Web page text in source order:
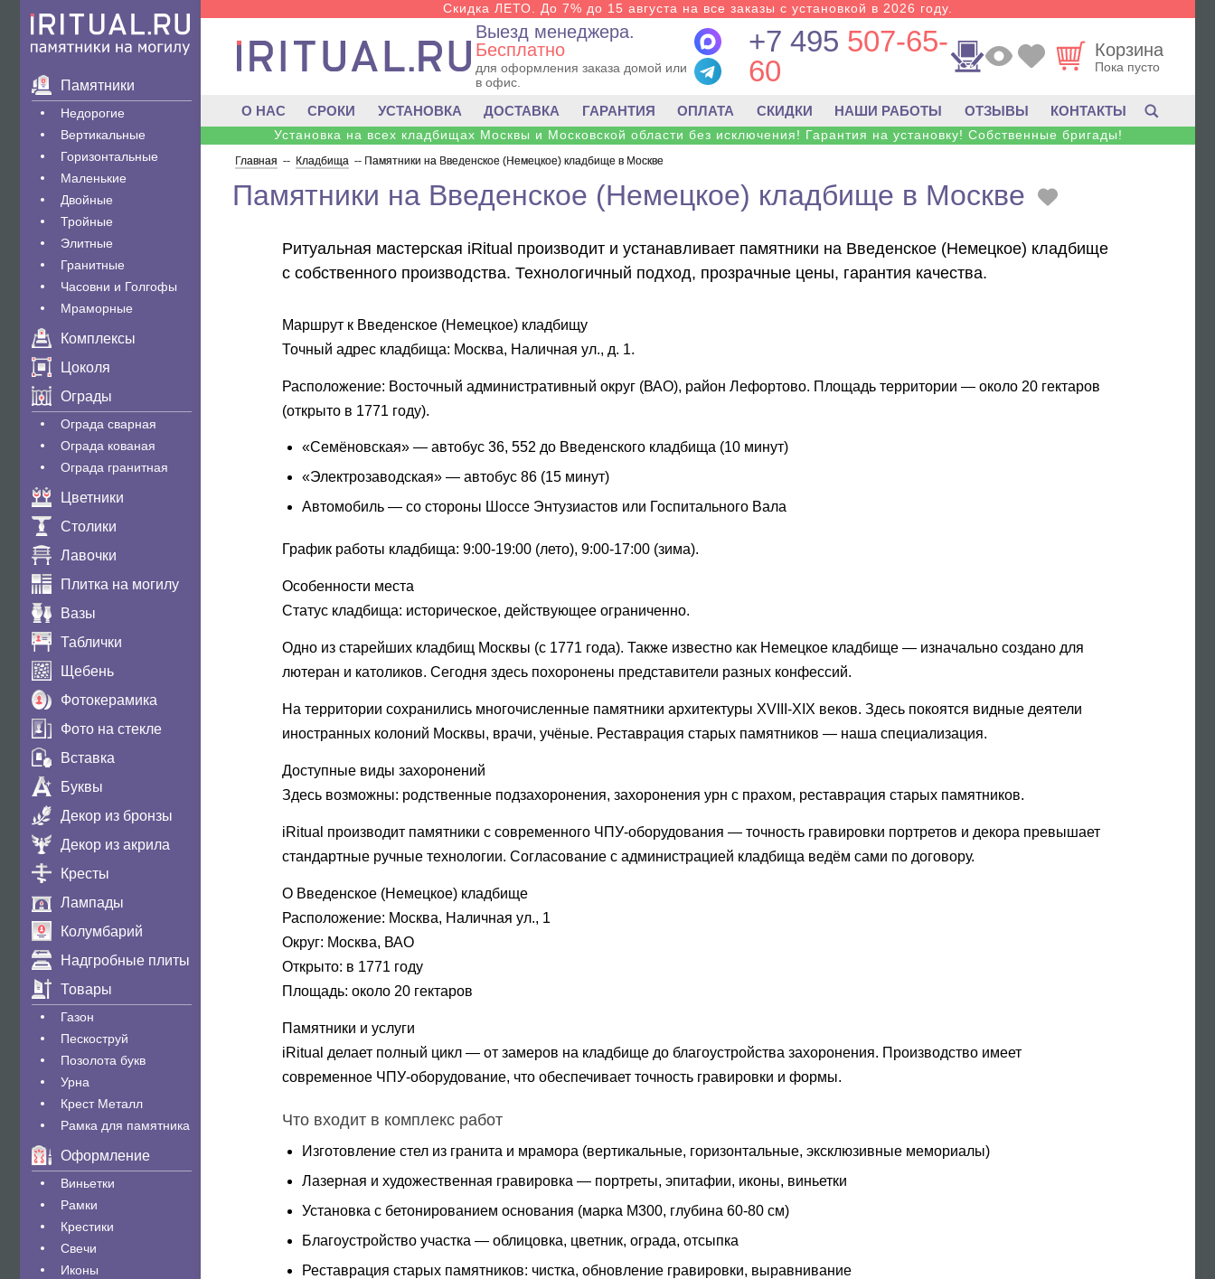
Памятники
Недорогие
Вертикальные
Горизонтальные
Маленькие
Двойные
Тройные
Элитные
Гранитные
Часовни и Голгофы
Мраморные
Комплексы
Цоколя
Ограды
Ограда сварная
Ограда кованая
Ограда гранитная
Цветники
Столики
Лавочки
Плитка на могилу
Вазы
Таблички
Щебень
Фотокерамика
Фото на стекле
Вставка
Буквы
Декор из бронзы
Декор из акрила
Кресты
Лампады
Колумбарий
Надгробные плиты
Товары
Газон
Пескоструй
Позолота букв
Урна
Крест Металл
Рамка для памятника
Оформление
Виньетки
Рамки
Крестики
Свечи
Иконы
Скидка ЛЕТО. До 7% до 15 августа на все заказы с установкой в 2026 году.
Выезд менеджера.
Бесплатно
для оформления заказа домой или
в офис.
+7 495 507-65-
60
Корзина
Пока пусто
О НАС СРОКИ УСТАНОВКА ДОСТАВКА ГАРАНТИЯ ОПЛАТА СКИДКИ НАШИ РАБОТЫ ОТЗЫВЫ КОНТАКТЫ
Установка на всех кладбищах Москвы и Московской области без исключения! Гарантия на установку! Собственные бригады!
Главная -- Кладбища -- Памятники на Введенское (Немецкое) кладбище в Москве
Памятники на Введенское (Немецкое) кладбище в Москве
Ритуальная мастерская iRitual производит и устанавливает памятники на Введенское (Немецкое) кладбище
с собственного производства. Технологичный подход, прозрачные цены, гарантия качества.
Маршрут к Введенское (Немецкое) кладбищу
Точный адрес кладбища: Москва, Наличная ул., д. 1.
Расположение: Восточный административный округ (ВАО), район Лефортово. Площадь территории — около 20 гектаров
(открыто в 1771 году).
«Семёновская» — автобус 36, 552 до Введенского кладбища (10 минут)
«Электрозаводская» — автобус 86 (15 минут)
Автомобиль — со стороны Шоссе Энтузиастов или Госпитального Вала
График работы кладбища: 9:00-19:00 (лето), 9:00-17:00 (зима).
Особенности места
Статус кладбища: историческое, действующее ограниченно.
Одно из старейших кладбищ Москвы (с 1771 года). Также известно как Немецкое кладбище — изначально создано для
лютеран и католиков. Сегодня здесь похоронены представители разных конфессий.
На территории сохранились многочисленные памятники архитектуры XVIII-XIX веков. Здесь покоятся видные деятели
иностранных колоний Москвы, врачи, учёные. Реставрация старых памятников — наша специализация.
Доступные виды захоронений
Здесь возможны: родственные подзахоронения, захоронения урн с прахом, реставрация старых памятников.
iRitual производит памятники с современного ЧПУ-оборудования — точность гравировки портретов и декора превышает
стандартные ручные технологии. Согласование с администрацией кладбища ведём сами по договору.
О Введенское (Немецкое) кладбище
Расположение: Москва, Наличная ул., 1
Округ: Москва, ВАО
Открыто: в 1771 году
Площадь: около 20 гектаров
Памятники и услуги
iRitual делает полный цикл — от замеров на кладбище до благоустройства захоронения. Производство имеет
современное ЧПУ-оборудование, что обеспечивает точность гравировки и формы.
Что входит в комплекс работ
Изготовление стел из гранита и мрамора (вертикальные, горизонтальные, эксклюзивные мемориалы)
Лазерная и художественная гравировка — портреты, эпитафии, иконы, виньетки
Установка с бетонированием основания (марка М300, глубина 60-80 см)
Благоустройство участка — облицовка, цветник, ограда, отсыпка
Реставрация старых памятников: чистка, обновление гравировки, выравнивание